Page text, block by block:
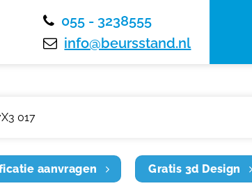
055 - 3238555
info@beursstand.nl
017
aanvragen Gratis 3d Design